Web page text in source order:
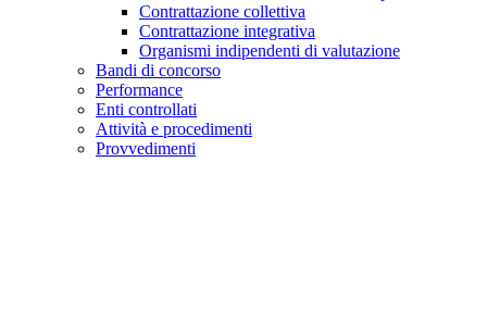
Contrattazione collettiva
Contrattazione integrativa
Organismi indipendenti di valutazione
Bandi di concorso
Performance
Enti controllati
Attività e procedimenti
Provvedimenti